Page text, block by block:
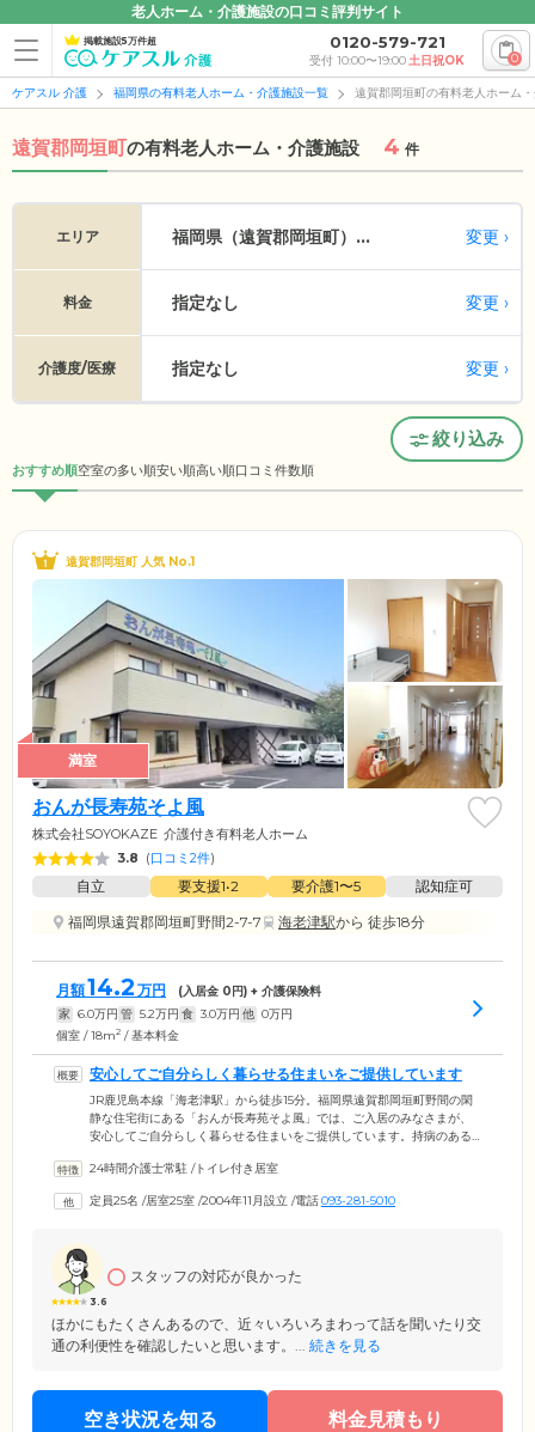
老人ホーム・介護施設の口コミ評判サイト
掲載施設5万件超 0120-579-721
受付 10:00〜19:00土日祝OK 0
ケアスル 介護 福岡県の有料老人ホーム・介護施設一覧 遠賀郡岡垣町の有料老人ホーム
遠賀郡岡垣町の有料老人ホーム・介護施設 4 件
エリア 福岡県（遠賀郡岡垣町）... 変更
料金 指定なし 変更
介護度/医療 指定なし 変更
絞り込み
おすすめ順空室の多い順安い順高い順口コミ件数順
遠賀郡岡垣町 人気 No.1
満室
おんが長寿苑そよ風
株式会社SOYOKAZE 介護付き有料老人ホーム
3.8 (口コミ2件)
自立 要支援1•2 要介護1〜5
認知症可
福岡県遠賀郡岡垣町野間2-7-7
海老津駅から 徒歩18分
月額14.2 万円 (入居金 0円) + 介護保険料
家 6.0万円 管 5.2万円 食 3.0万円 他 0万円
個室 / 18m2 / 基本料金
安心してご自分らしく暮らせる住まいをご提供しています
JR鹿児島本線「海老津駅」から徒歩15分。福岡県遠賀郡岡垣町野間の閑
静な住宅街にある「おんが長寿苑そよ風」では、ご入居のみなさまが、
安心してご自分らしく暮らせる住まいをご提供しています。持病のある
体制でサポート。食事・洗濯・清掃といった生活上の支援はもちろん、
誘いなど、馴染みのケアスタッフによる介護サービスを、いつでも安心
24時間介護士常駐 /トイレ付き居室
定員25名 /居室25室 /2004年11月設立 /電話093-281-5010
3.6
スタッフの対応が良かった
ほかにもたくさんあるので、近々いろいろまわって話を聞いたり交
通の利便性を確認したいと思います。... 続きを見る
空き状況を知る 料金見積もり